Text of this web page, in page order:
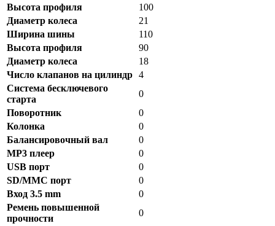
Высота профиля
100
Диаметр колеса
21
Ширина шины
110
Высота профиля
90
Диаметр колеса
18
Число клапанов на цилиндр 4
Система бесключевого
старта
0
Поворотник
0
Колонка
0
Балансировочный вал
0
MP3 плеер
0
USB порт
0
SD/MMC порт
0
Вход 3.5 mm
0
Ремень повышенной
прочности
0